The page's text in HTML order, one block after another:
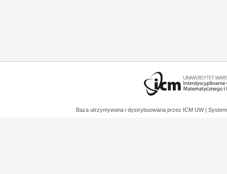
Baza utrzymywana i dystrybuowana przez ICM UW |